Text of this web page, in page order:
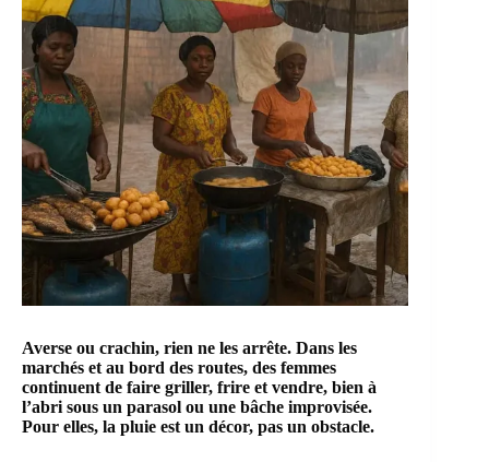
Averse ou crachin, rien ne les arrête. Dans les
marchés et au bord des routes, des femmes
continuent de faire griller, frire et vendre, bien à
l’abri sous un parasol ou une bâche improvisée.
Pour elles, la pluie est un décor, pas un obstacle.